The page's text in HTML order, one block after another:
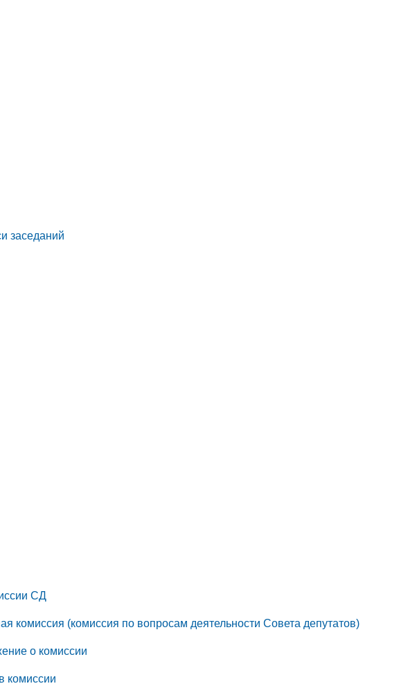
заседаний
СД
комиссия (комиссия по вопросам деятельности Совета депутатов)
о комиссии
комиссии